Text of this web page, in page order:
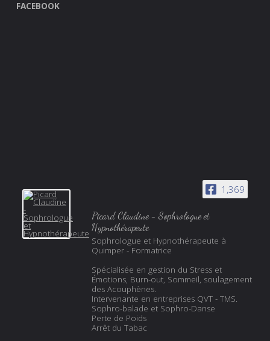
FACEBOOK
1,369
Picard Claudine - Sophrologue et
Hypnothérapeute
Sophrologue et Hypnothérapeute à
Quimper - Formatrice
Spécialisée en gestion du Stress et
Émotions, Burn-out, Sommeil, soulagement
des Acouphènes.
Intervenante en entreprises QVT - TMS.
Sophro-balade et Sophro-Danse
Perte de Poids
Arrêt du Tabac